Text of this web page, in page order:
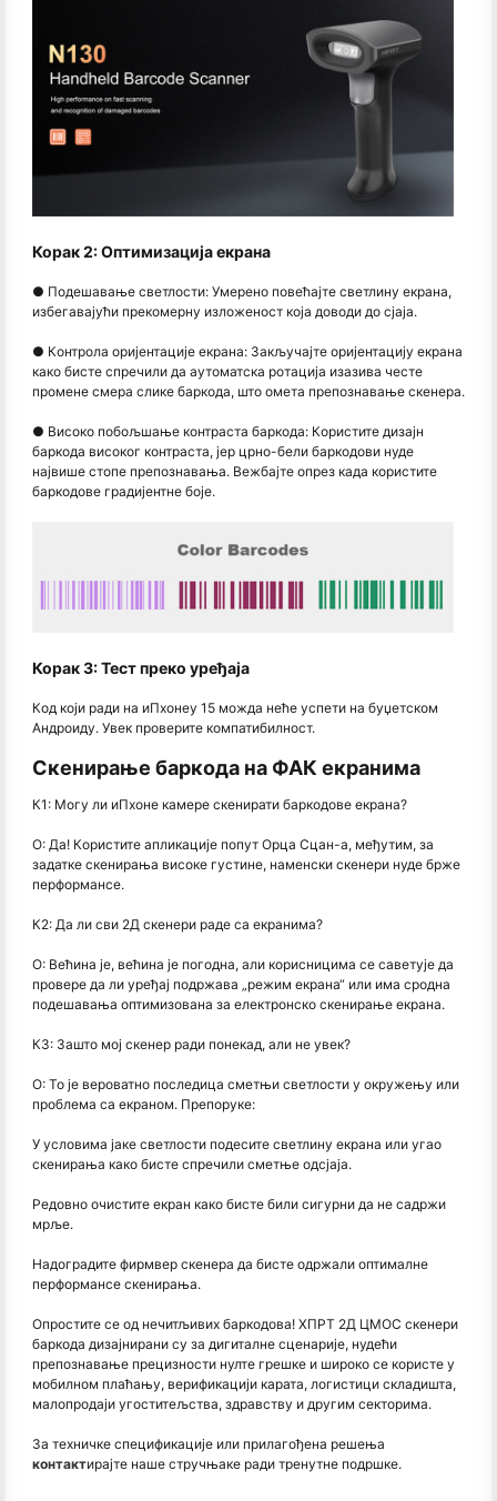
Корак 2: Оптимизација екрана
● Подешавање светлости: Умерено повећајте светлину екрана,
избегавајући прекомерну изложеност која доводи до сјаја.
● Контрола оријентације екрана: Закључајте оријентацију екрана
како бисте спречили да аутоматска ротација изазива честе
промене смера слике баркода, што омета препознавање скенера.
● Високо побољшање контраста баркода: Користите дизајн
баркода високог контраста, јер црно-бели баркодови нуде
највише стопе препознавања. Вежбајте опрез када користите
баркодове градијентне боје.
Корак 3: Тест преко уређаја
Код који ради на иПхонеу 15 можда неће успети на буџетском
Андроиду. Увек проверите компатибилност.
Скенирање баркода на ФАК екранима
К1: Могу ли иПхоне камере скенирати баркодове екрана?
О: Да! Користите апликације попут Орца Сцан-а, међутим, за
задатке скенирања високе густине, наменски скенери нуде брже
перформансе.
К2: Да ли сви 2Д скенери раде са екранима?
О: Већина је, већина је погодна, али корисницима се саветује да
провере да ли уређај подржава „режим екрана“ или има сродна
подешавања оптимизована за електронско скенирање екрана.
К3: Зашто мој скенер ради понекад, али не увек?
О: То је вероватно последица сметњи светлости у окружењу или
проблема са екраном. Препоруке:
У условима јаке светлости подесите светлину екрана или угао
скенирања како бисте спречили сметње одсјаја.
Редовно очистите екран како бисте били сигурни да не садржи
мрље.
Надоградите фирмвер скенера да бисте одржали оптималне
перформансе скенирања.
Опростите се од нечитљивих баркодова! ХПРТ 2Д ЦМОС скенери
баркода дизајнирани су за дигиталне сценарије, нудећи
препознавање прецизности нулте грешке и широко се користе у
мобилном плаћању, верификацији карата, логистици складишта,
малопродаји угоститељства, здравству и другим секторима.
За техничке спецификације или прилагођена решења
контактирајте наше стручњаке ради тренутне подршке.